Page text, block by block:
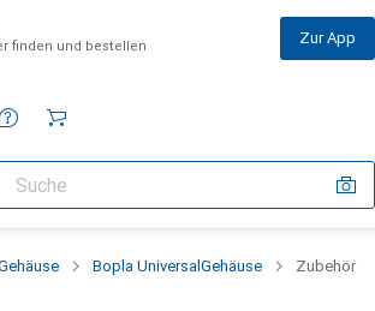
finden und bestellen Zur App
Bopla UniversalGehäuse Zubehör